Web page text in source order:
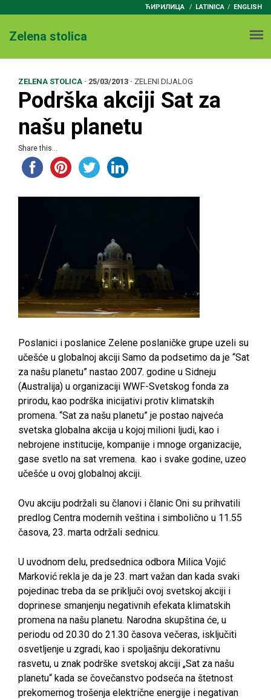
ЋИРИЛИЦА / LATINICA ENGLISH
Zelena stolica
ZELENA STOLICA · 25/03/2013 · ZELENI DIJALOG
Podrška akciji Sat za
našu planetu
Share this...
Poslanici i poslanice Zelene poslaničke grupe uzeli su
učešće u globalnoj akciji Samo da podsetimo da je “Sat
za našu planetu” nastao 2007. godine u Sidneju
(Australija) u organizaciji WWF-Svetskog fonda za
prirodu, kao podrška inicijativi protiv klimatskih
promena. “Sat za našu planetu” je postao najveća
svetska globalna akcija u kojoj milioni ljudi, kao i
nebrojene institucije, kompanije i mnoge organizacije,
gase svetlo na sat vremena. kao i svake godine, uzeo
učešće u ovoj globalnoj akciji.
Ovu akciju podržali su članovi i članic Oni su prihvatili
predlog Centra modernih veština i simbolično u 11.55
časova, 23. marta održali sednicu.
U uvodnom delu, predsednica odbora Milica Vojić
Marković rekla je da je 23. mart važan dan kada svaki
pojedinac treba da se priključi ovoj svetskoj akciji i
doprinese smanjenju negativnih efekata klimatskih
promena na našu planetu. Narodna skupština će, u
periodu od 20.30 do 21.30 časova večeras, isključiti
osvetljenje u zgradi, kao i spoljašnju dekorativnu
rasvetu, u znak podrške svetskoj akciji „Sat za našu
planetu“ kada se čovečanstvo podseća na štetnost
prekomernog trošenja električne energije i negativan